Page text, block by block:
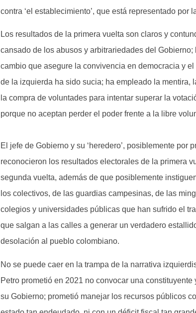
contra ‘el establecimiento’, que está representado por
Los resultados de la primera vuelta son claros y
cansado de los abusos y arbitrariedades del
cambio que asegure la convivencia en democracia y
de la izquierda ha sido sucia; ha empleado la
la compra de voluntades para intentar superar la
porque no aceptan perder el poder frente a la libre
El jefe de Gobierno y su ‘heredero’, posiblemente por
reconocieron los resultados electorales de la primera
segunda vuelta, además de que posiblemente
los colectivos, de las guardias campesinas, de las
colegios y universidades públicas que han sufrido el
que salgan a las calles a generar un verdadero
desolación al pueblo colombiano.
No se puede caer en la trampa de la narrativa
Petro prometió en 2021 no convocar una
su Gobierno; prometió manejar los recursos públicos